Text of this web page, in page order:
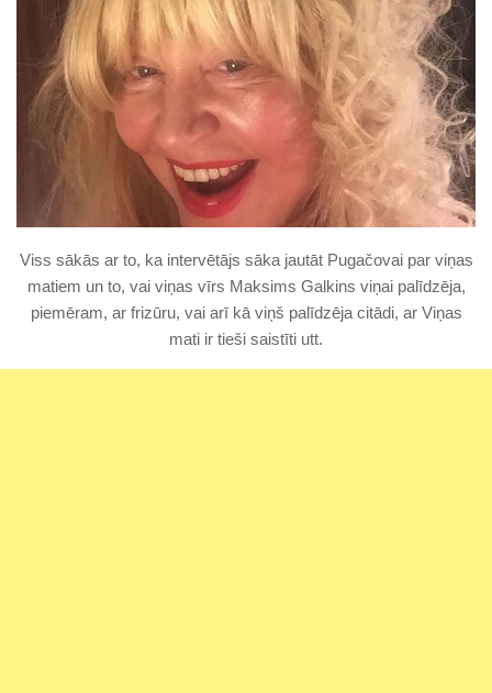
Viss sākās ar to, ka intervētājs sāka jautāt Pugačovai par viņas
matiem un to, vai viņas vīrs Maksims Galkins viņai palīdzēja,
piemēram, ar frizūru, vai arī kā viņš palīdzēja citādi, ar Viņas
mati ir tieši saistīti utt.